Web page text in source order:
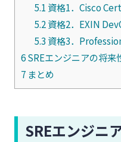
5.1 資格1．Cisco
5.2資格2．EXIN
5.3 資格3．
6SREエンジニアの将来
7まとめ
SREエンジニ